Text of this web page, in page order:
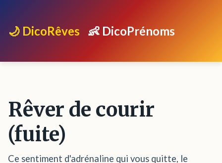
🌙 DicoRêves 👶 DicoPrénoms
Rêver de courir
(fuite)
Ce sentiment d'adrénaline qui vous quitte, le